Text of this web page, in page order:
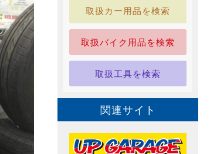
取扱カー用品を検索
取扱バイク用品を検索
取扱工具を検索
関連サイト